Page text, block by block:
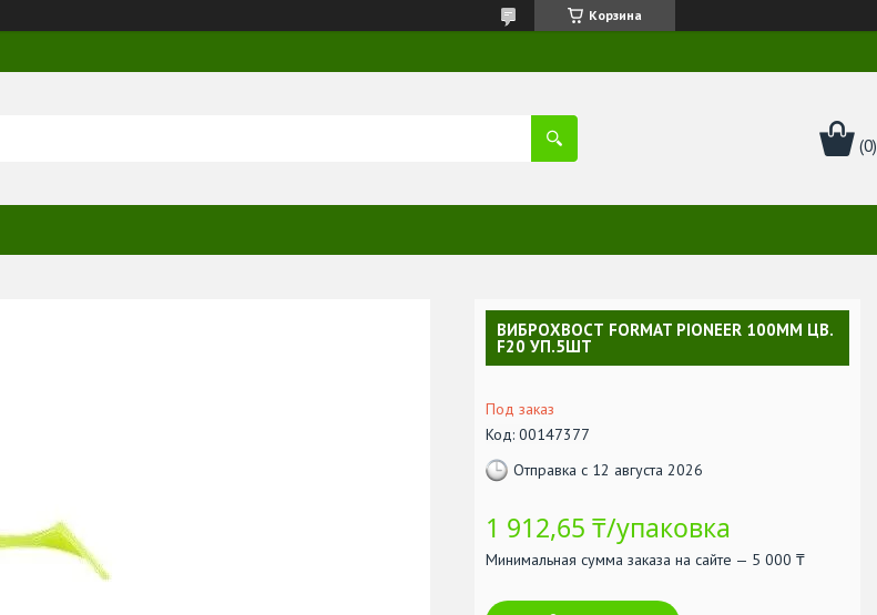
Корзина
ВИБРОХВОСТ FORMAT PIONEER 100MM ЦВ.
F20 УП.5ШТ
Под заказ
Код: 00147377
Отправка с 12 августа 2026
1 912,65 ₸/упаковка
Минимальная сумма заказа на сайте — 5 000 ₸